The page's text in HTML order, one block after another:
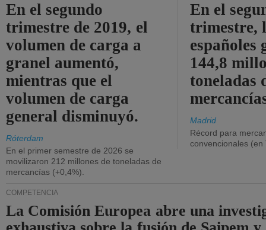
En el segundo
trimestre de 2019, el
volumen de carga a
granel aumentó,
mientras que el
volumen de carga
general disminuyó.
Róterdam
En el primer semestre de 2026 se
movilizaron 212 millones de toneladas de
mercancías (+0,4%).
En el
trimestre,
españoles
144,8
toneladas
Madrid
Récord para
convencionales (en
COMPETENCIA
La Comisión Europea abre una